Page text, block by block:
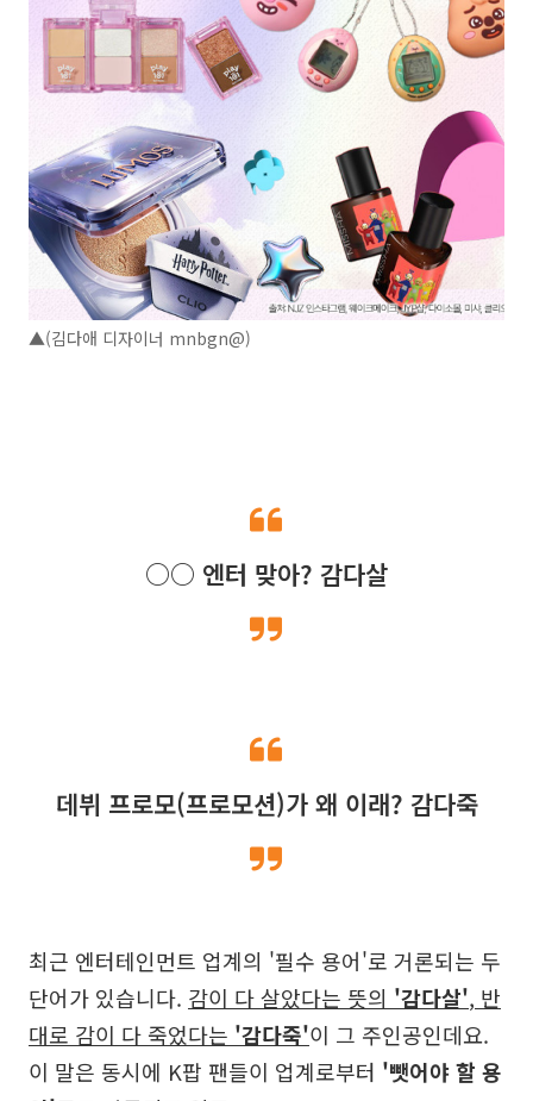
▲(김다애 디자이너 mnbgn@)
○○ 엔터 맞아? 감다살
데뷔 프로모(프로모션)가 왜 이래? 감다죽
최근 엔터테인먼트 업계의 '필수 용어'로 거론되는 두
단어가 있습니다. 감이 다 살았다는 뜻의 '감다살', 반
대로 감이 다 죽었다는 '감다죽'이 그 주인공인데요.
이 말은 동시에 K팝 팬들이 업계로부터 '뺏어야 할 용